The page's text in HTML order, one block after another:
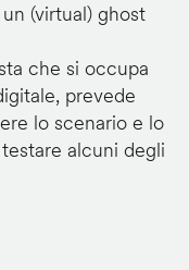
(virtual) ghost
che si occupa
prevede
lo scenario e lo
alcuni degli